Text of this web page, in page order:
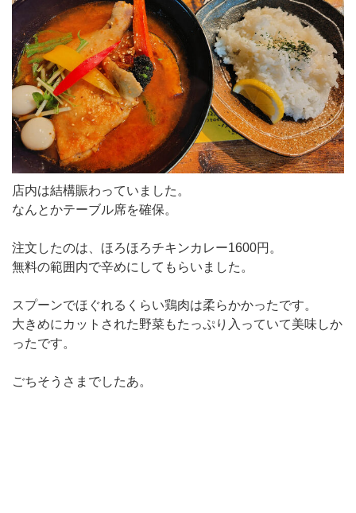
店内は結構賑わっていました。
なんとかテーブル席を確保。
注文したのは、ほろほろチキンカレー1600円。
無料の範囲内で辛めにしてもらいました。
スプーンでほぐれるくらい鶏肉は柔らかかったです。
大きめにカットされた野菜もたっぷり入っていて美味しか
ったです。
ごちそうさまでしたあ。